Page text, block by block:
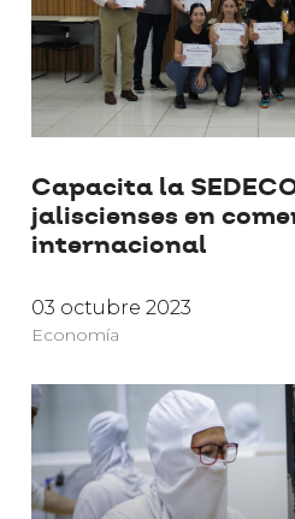
Capacita la
jaliscienses en
internacional
03 octubre 2023
Economía